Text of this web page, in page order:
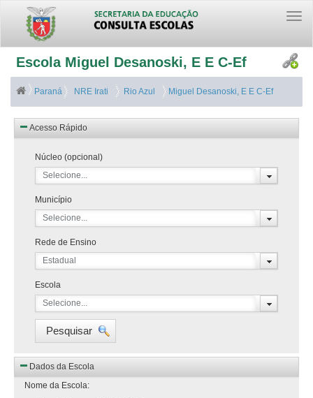
Escola Miguel Desanoski, E E C-Ef
Paraná NRE Irati Rio Azul Miguel Desanoski, E E C-Ef
Acesso Rápido
Núcleo (opcional)
Selecione...
Município
Selecione...
Rede de Ensino
Estadual
Escola
Selecione...
Pesquisar
Dados da Escola
Nome da Escola: